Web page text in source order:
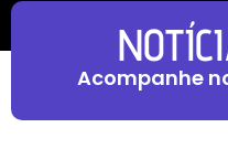
Acompanhe